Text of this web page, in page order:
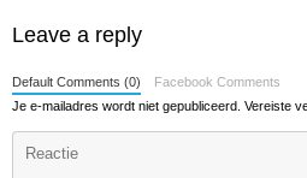
Leave a reply
Default Comments (0)
Facebook Comments
Je e-mailadres wordt niet gepubliceerd. Vereiste